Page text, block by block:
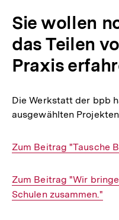
Sie wollen
das Teilen
Praxis
Die Werkstatt der bpb
ausgewählten
Interner
Zum Beitrag "Tausche
Interner
Link:
Zum Beitrag "Wir
Schulen zusammen."